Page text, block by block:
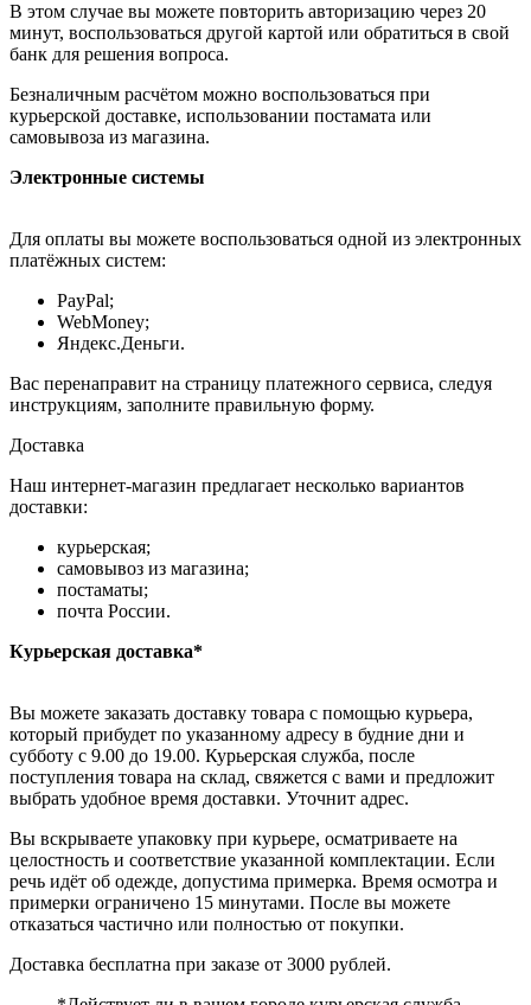
В этом случае вы можете повторить авторизацию через 20
минут, воспользоваться другой картой или обратиться в свой
банк для решения вопроса.
Безналичным расчётом можно воспользоваться при
курьерской доставке, использовании постамата или
самовывоза из магазина.
Электронные системы
Для оплаты вы можете воспользоваться одной из электронных
платёжных систем:
PayPal;
WebMoney;
Яндекс.Деньги.
Вас перенаправит на страницу платежного сервиса, следуя
инструкциям, заполните правильную форму.
Доставка
Наш интернет-магазин предлагает несколько вариантов
доставки:
курьерская;
самовывоз из магазина;
постаматы;
почта России.
Курьерская доставка*
Вы можете заказать доставку товара с помощью курьера,
который прибудет по указанному адресу в будние дни и
субботу с 9.00 до 19.00. Курьерская служба, после
поступления товара на склад, свяжется с вами и предложит
выбрать удобное время доставки. Уточнит адрес.
Вы вскрываете упаковку при курьере, осматриваете на
целостность и соответствие указанной комплектации. Если
речь идёт об одежде, допустима примерка. Время осмотра и
примерки ограничено 15 минутами. После вы можете
отказаться частично или полностью от покупки.
Доставка бесплатна при заказе от 3000 рублей.